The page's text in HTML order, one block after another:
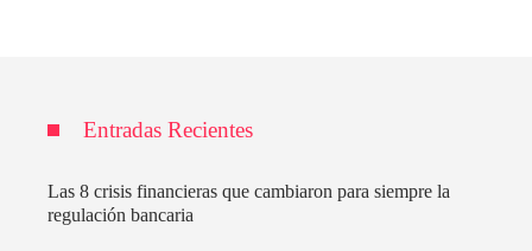
Entradas Recientes
Las 8 crisis financieras que cambiaron para siempre la
regulación bancaria